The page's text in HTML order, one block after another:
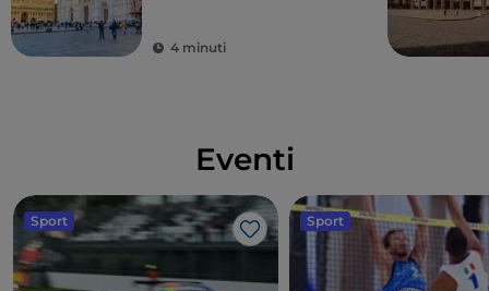
4 minuti
Eventi
Sport
Like
Sport